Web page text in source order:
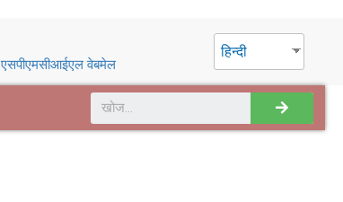
एसपीएमसीआईएल वेबमेल
हिन्दी